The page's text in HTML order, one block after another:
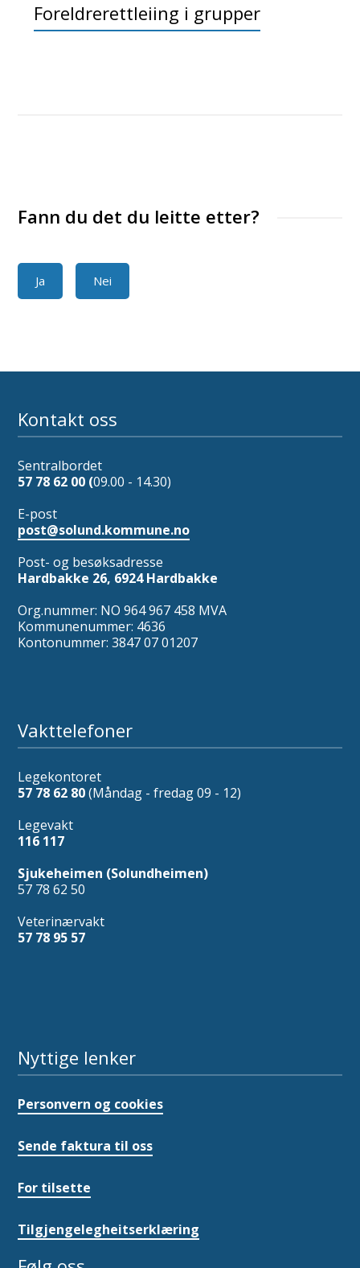
Foreldrerettleiing i grupper
Fann du det du leitte etter?
Ja Nei
Kontakt oss
Sentralbordet
57 78 62 00 (09.00 - 14.30)
E-post
post@solund.kommune.no
Post- og besøksadresse
Hardbakke 26, 6924 Hardbakke
Org.nummer: NO 964 967 458 MVA
Kommunenummer: 4636
Kontonummer: 3847 07 01207
Vakttelefoner
Legekontoret
57 78 62 80(Måndag - fredag 09 - 12)
Legevakt
116 117
Sjukeheimen (Solundheimen)
57 78 62 50
Veterinærvakt
57 78 95 57
Nyttige lenker
Personvern og cookies
Sende faktura til oss
For tilsette
Tilgjengelegheitserklæring